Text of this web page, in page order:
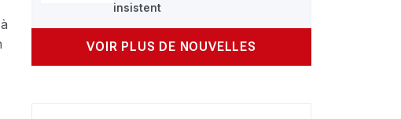
insistent
VOIR PLUS DE NOUVELLES